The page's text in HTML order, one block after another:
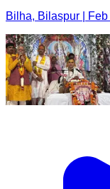
Bilha, Bilaspur |